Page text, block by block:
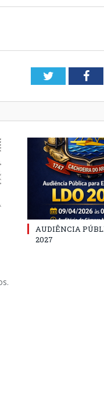
Twitter
AUDIÊNCIA
2027